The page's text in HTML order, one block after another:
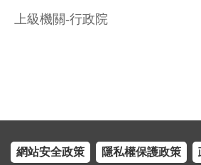
上級機關-行政院
網站安全政策 隱私權保護政策